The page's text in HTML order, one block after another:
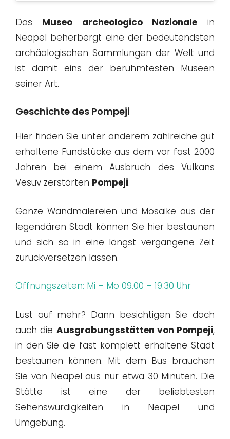
Das Museo archeologico Nazionale in
Neapel beherbergt eine der bedeutendsten
archäologischen Sammlungen der Welt und
ist damit eins der berühmtesten Museen
seiner Art.
Geschichte des Pompeji
Hier finden Sie unter anderem zahlreiche gut
erhaltene Fundstücke aus dem vor fast 2000
Jahren bei einem Ausbruch des Vulkans
Vesuv zerstörten Pompeji.
Ganze Wandmalereien und Mosaike aus der
legendären Stadt können Sie hier bestaunen
und sich so in eine längst vergangene Zeit
zurückversetzen lassen.
Öffnungszeiten: Mi – Mo 09.00 – 19.30 Uhr
Lust auf mehr? Dann besichtigen Sie doch
auch die Ausgrabungsstätten von Pompeji,
in den Sie die fast komplett erhaltene Stadt
bestaunen können. Mit dem Bus brauchen
Sie von Neapel aus nur etwa 30 Minuten. Die
Stätte ist eine der beliebtesten
Sehenswürdigkeiten in Neapel und
Umgebung.